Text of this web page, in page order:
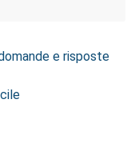
e risposte